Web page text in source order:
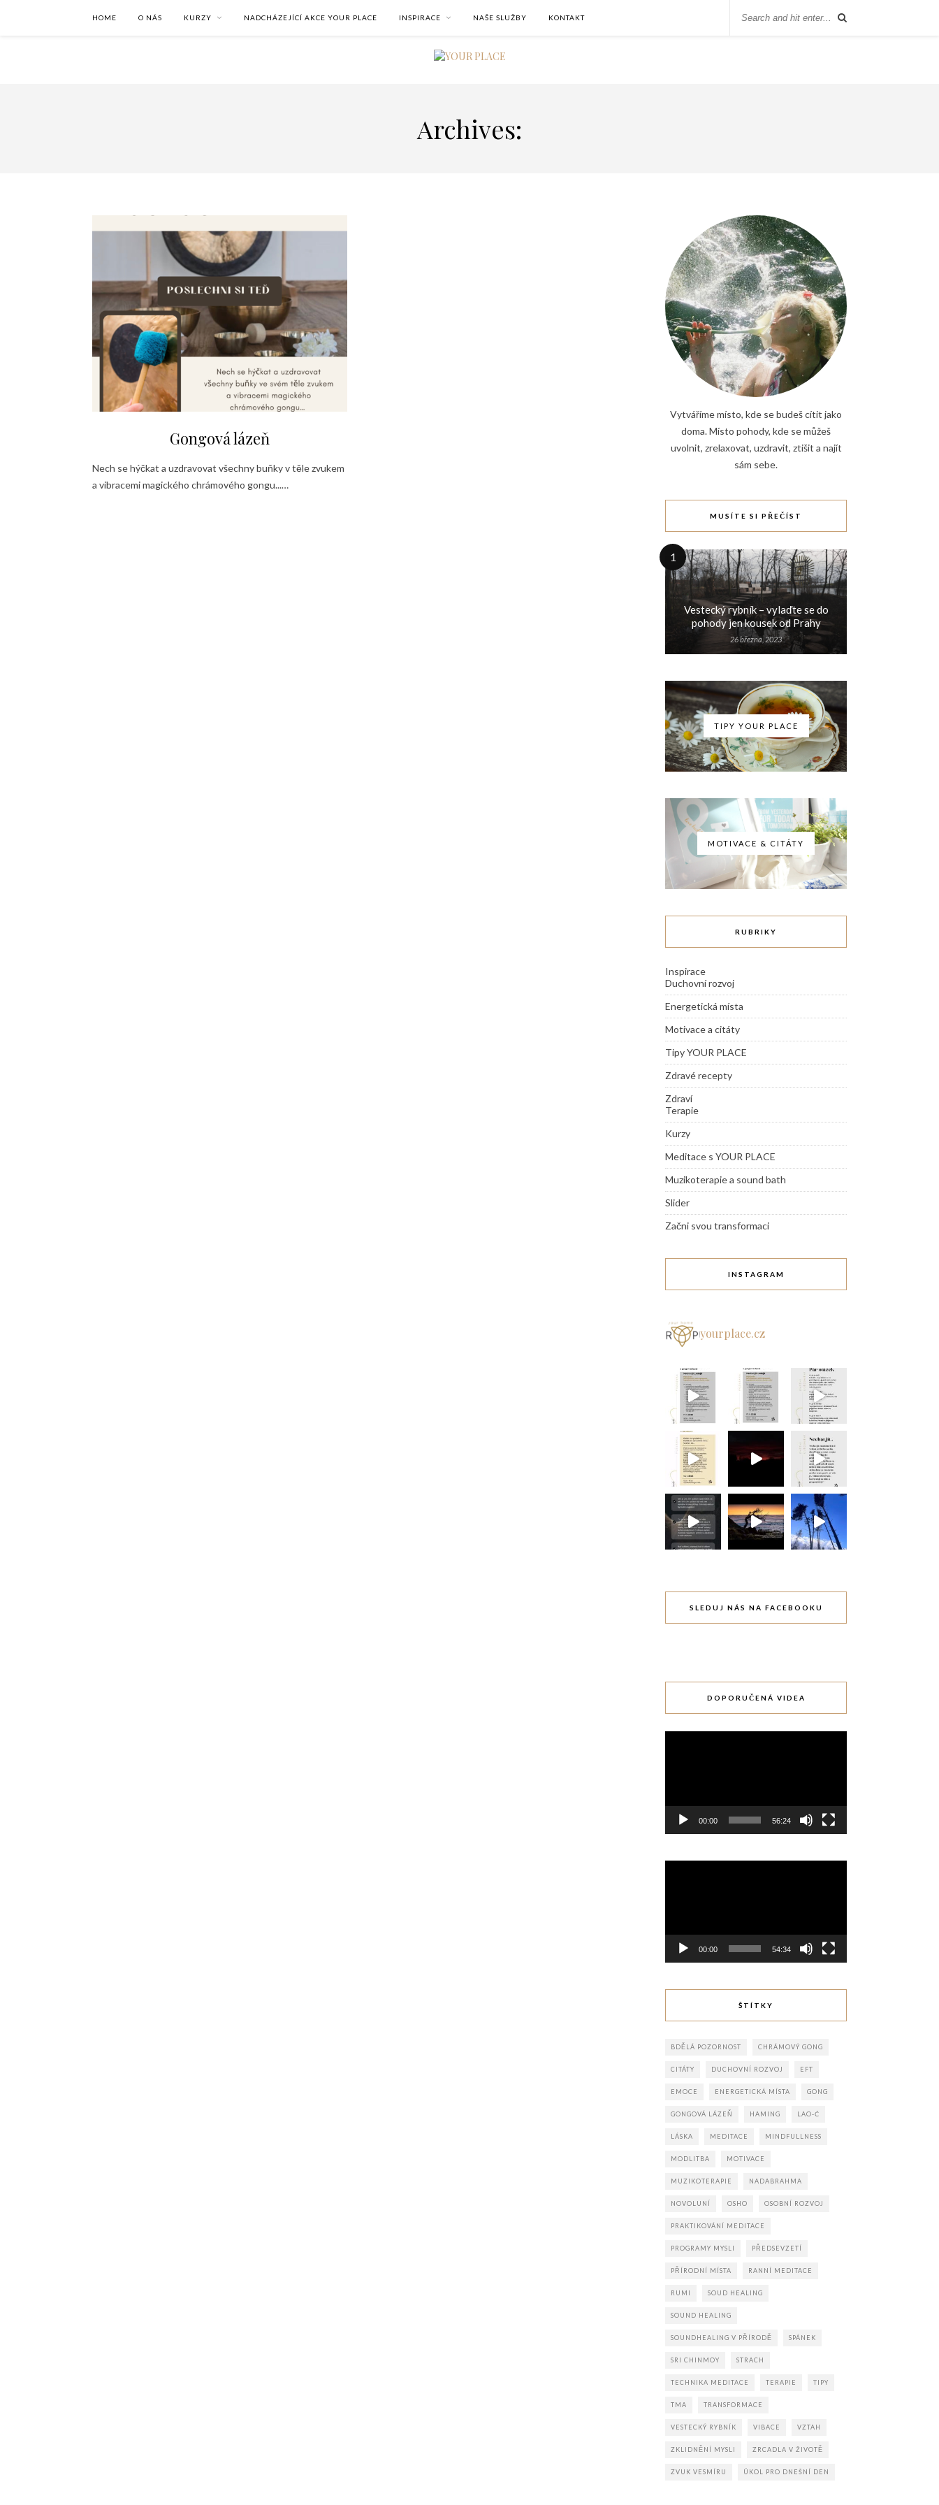
HOME O NÁS KURZY NADCHÁZEJÍCÍ AKCE YOUR PLACE INSPIRACE NAŠE SLUŽBY KONTAKT
Archives:
Gongová lázeň
Nech se hýčkat a uzdravovat všechny buňky v těle zvukem
a vibracemi magického chrámového gongu...…
Vytváříme místo, kde se budeš cítit jako
doma. Místo pohody, kde se můžeš
uvolnit, zrelaxovat, uzdravit, ztišit a najít
sám sebe.
MUSÍTE SI PŘEČÍST
1
Vestecký rybník – vylaďte se do
pohody jen kousek od Prahy
26 března, 2023
TIPY YOUR PLACE
MOTIVACE & CITÁTY
RUBRIKY
Inspirace
Duchovní rozvoj
Energetická místa
Motivace a citáty
Tipy YOUR PLACE
Zdravé recepty
Zdraví
Terapie
Kurzy
Meditace s YOUR PLACE
Muzikoterapie a sound bath
Slider
Začni svou transformaci
INSTAGRAM
yourplace.cz
SLEDUJ NÁS NA FACEBOOKU
DOPORUČENÁ VIDEA
00:00 56:24
00:00 54:34
ŠTÍTKY
BDĚLÁ POZORNOST CHRÁMOVÝ GONG
CITÁTY DUCHOVNÍ ROZVOJ EFT
EMOCE ENERGETICKÁ MÍSTA GONG
GONGOVÁ LÁZEŇ HAMING LAO-Ć
LÁSKA MEDITACE MINDFULLNESS
MODLITBA MOTIVACE
MUZIKOTERAPIE NADABRAHMA
NOVOLUNÍ OSHO OSOBNÍ ROZVOJ
PRAKTIKOVÁNÍ MEDITACE
PROGRAMY MYSLI PŘEDSEVZETÍ
PŘÍRODNÍ MÍSTA RANNÍ MEDITACE
RUMI SOUD HEALING
SOUND HEALING
SOUNDHEALING V PŘÍRODĚ SPÁNEK
SRI CHINMOY STRACH
TECHNIKA MEDITACE TERAPIE TIPY
TMA TRANSFORMACE
VESTECKÝ RYBNÍK VIBACE VZTAH
ZKLIDNĚNÍ MYSLI ZRCADLA V ŽIVOTĚ
ZVUK VESMÍRU ÚKOL PRO DNEŠNÍ DEN